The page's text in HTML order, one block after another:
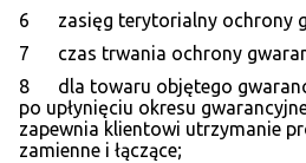
6 zasięg terytorialny ochrony
7 czas trwania ochrony
8 dla towaru objętego
po upłynięciu okresu
zapewnia klientowi utrzymanie
zamienne i łączące;